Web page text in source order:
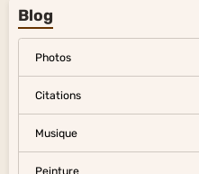
Blog
Photos
Citations
Musique
Peinture